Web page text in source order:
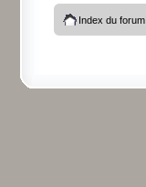
Index du forum